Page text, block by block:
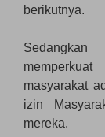
berikutnya.
masyarakat
izin
mereka.